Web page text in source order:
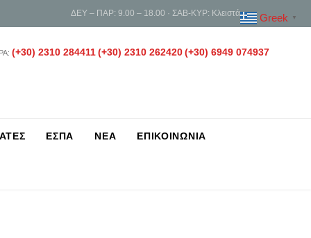
ΔΕΥ – ΠΑΡ: 9.00 – 18.00 · ΣΑΒ-ΚΥΡ: Κλειστά
(+30) 2310 284411(+30) 2310 262420(+30) 6949 074937
ΕΣΠΑ ΝΕΑ ΕΠΙΚΟΙΝΩΝΙΑ
Greek ▼